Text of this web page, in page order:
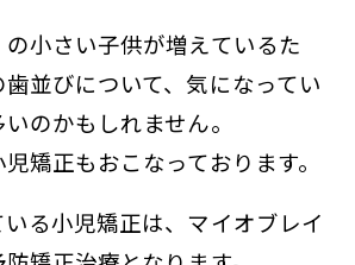
小さい子供が増えているた
並びについて、気になってい
のかもしれません。
矯正もおこなっております。
る小児矯正は、マイオブレイ